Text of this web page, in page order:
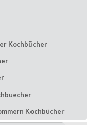
Kochbücher
Kochbücher